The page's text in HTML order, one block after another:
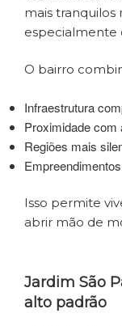
mais tranquilos
especialmente
O bairro
Infraestrutura
Proximidade com
Regiões mais
Isso permite
abrir mão de
Jardim São
alto padrão